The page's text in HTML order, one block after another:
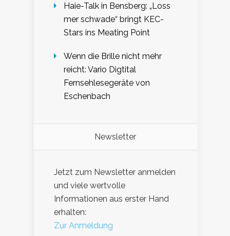
Haie-Talk in Bensberg: „Loss
mer schwade“ bringt KEC-
Stars ins Meating Point
Wenn die Brille nicht mehr
reicht: Vario Digtital
Fernsehlesegeräte von
Eschenbach
Newsletter
Jetzt zum Newsletter anmelden
und viele wertvolle
Informationen aus erster Hand
erhalten:
Zur Anmeldung